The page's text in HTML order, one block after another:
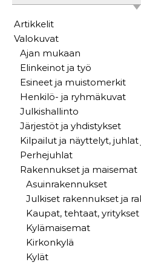
Artikkelit
Valokuvat
Ajan mukaan
Elinkeinot ja työ
Esineet ja muistomerkit
Henkilö- ja ryhmäkuvat
Julkishallinto
Järjestöt ja yhdistykset
Kilpailut ja näyttelyt,
Perhejuhlat
Rakennukset ja maisemat
Asuinrakennukset
Julkiset rakennukset ja
Kaupat, tehtaat, yritykset
Kylämaisemat
Kirkonkylä
Kylät